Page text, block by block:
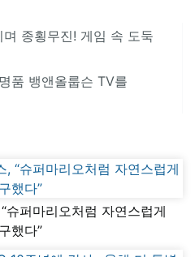
종횡무진! 게임 속 도둑
품 뱅앤올룹슨 TV를
슈퍼마리오처럼 자연스럽게
했다”